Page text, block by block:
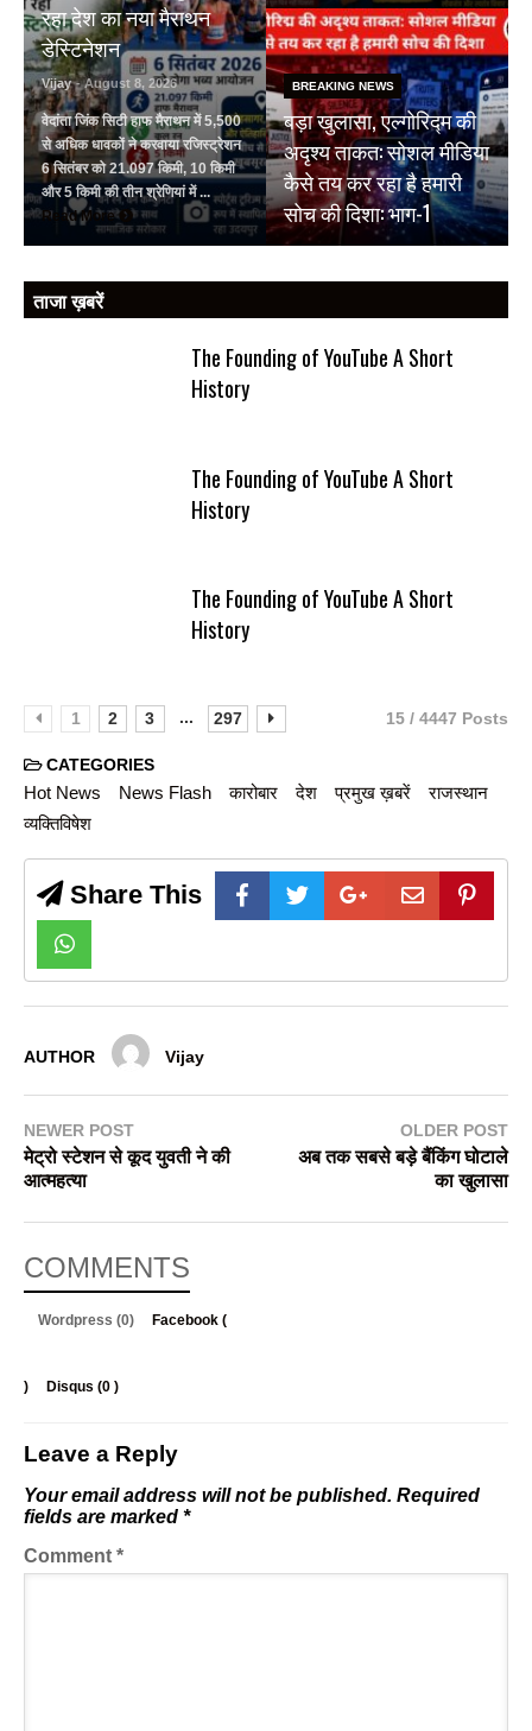
रहा देश का नया मैराथन
डेस्टिनेशन
Vijay - August 8, 2026
वेदांता जिंक सिटी हाफ मैराथन में 5,500
से अधिक धावकों ने करवाया रजिस्ट्रेशन
6 सितंबर को 21.097 किमी, 10 किमी
और 5 किमी की तीन श्रेणियां में ...
Read More
BREAKING NEWS
बड़ा खुलासा, एल्गोरिद्म की
अदृश्य ताकत: सोशल मीडिया
कैसे तय कर रहा है हमारी
सोच की दिशा: भाग-1
ताजा ख़बरें
The Founding of YouTube A Short
History
The Founding of YouTube A Short
History
The Founding of YouTube A Short
History
1 2 3 ... 297 15 / 4447 Posts
CATEGORIES
Hot News News Flash कारोबार देश प्रमुख ख़बरें
राजस्थान
व्यक्तिविषेश
Share This
AUTHOR Vijay
NEWER POST
मेट्रो स्टेशन से कूद युवती ने की
आत्महत्या
OLDER POST
अब तक सबसे बड़े बैंकिंग घोटाले
का खुलासा
COMMENTS
Wordpress (0) Facebook (
) Disqus (0 )
Leave a Reply
Your email address will not be published. Required
fields are marked *
Comment *